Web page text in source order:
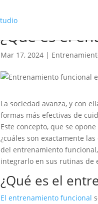
¿Qué es el
Mar 17, 2024 |
La sociedad avanza, y con
formas más efectivas de
Este concepto, que se
¿cuáles son exactamente
del entrenamiento
integrarlo en sus rutinas de
¿Qué es el
El entrenamiento funcional